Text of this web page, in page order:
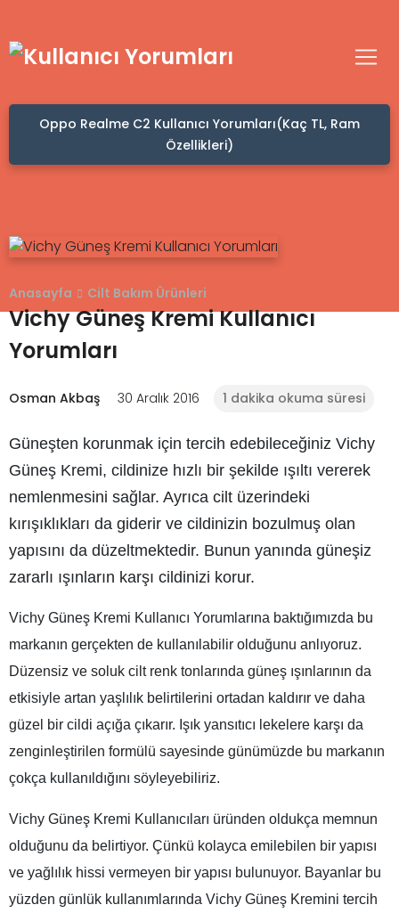
Oppo Realme C2 Kullanıcı Yorumları(Kaç TL, Ram
Özellikleri)
Anasayfa Cilt Bakım Ürünleri
Vichy Güneş Kremi Kullanıcı
Yorumları
Osman Akbaş 30 Aralık 2016 1 dakika okuma süresi
Güneşten korunmak için tercih edebileceğiniz Vichy
Güneş Kremi, cildinize hızlı bir şekilde ışıltı vererek
nemlenmesini sağlar. Ayrıca cilt üzerindeki
kırışıklıkları da giderir ve cildinizin bozulmuş olan
yapısını da düzeltmektedir. Bunun yanında güneşiz
zararlı ışınların karşı cildinizi korur.
Vichy Güneş Kremi Kullanıcı Yorumlarına baktığımızda bu
markanın gerçekten de kullanılabilir olduğunu anlıyoruz.
Düzensiz ve soluk cilt renk tonlarında güneş ışınlarının da
etkisiyle artan yaşlılık belirtilerini ortadan kaldırır ve daha
güzel bir cildi açığa çıkarır. Işık yansıtıcı lekelere karşı da
zenginleştirilen formülü sayesinde günümüzde bu markanın
çokça kullanıldığını söyleyebiliriz.
Vichy Güneş Kremi Kullanıcıları üründen oldukça memnun
olduğunu da belirtiyor. Çünkü kolayca emilebilen bir yapısı
ve yağlılık hissi vermeyen bir yapısı bulunuyor. Bayanlar bu
yüzden günlük kullanımlarında Vichy Güneş Kremini tercih